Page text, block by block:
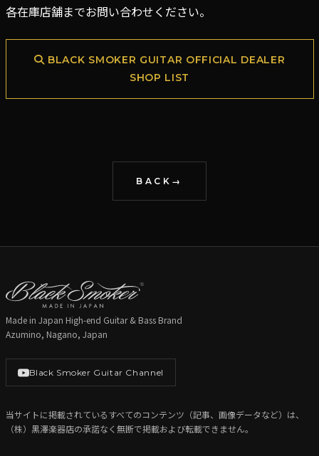
各在庫店舗までお問い合わせください。
BLACK SMOKER GUITAR OFFICIAL DEALER
SHOP LIST
BACK
Made in Japan High-end Guitar & Bass Brand
Azumino, Nagano, Japan
Black Smoker Guitar Channel
当サイトに掲載されているすべてのコンテンツ（記事、画像データなど）は、
（株）黒澤楽器店の承諾なく無断で掲載および転載できません。